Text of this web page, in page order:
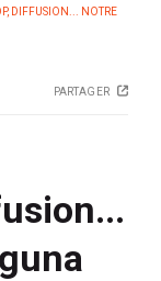
DIFFUSION... NOTRE
PARTAGER